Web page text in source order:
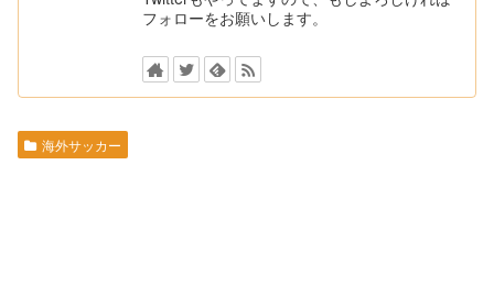
フォローをお願いします。
海外サッカー